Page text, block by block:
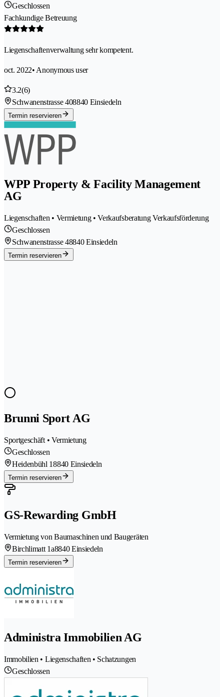
Geschlossen
Fachkundige Betreuung
Liegenschaftenverwaltung sehr kompetent.
oct. 2022• Anonymous user
3.2(6)
Schwanenstrasse 408840 Einsiedeln
Termin reservieren
WPP Property & Facility Management
AG
Liegenschaften • Vermietung • Verkaufsberatung Verkaufsförderung
Geschlossen
Schwanenstrasse 48840 Einsiedeln
Termin reservieren
Brunni Sport AG
Sportgeschäft • Vermietung
Geschlossen
Heidenbühl 18840 Einsiedeln
Termin reservieren
GS-Rewarding GmbH
Vermietung von Baumaschinen und Baugeräten
Birchlimatt 1a8840 Einsiedeln
Termin reservieren
Administra Immobilien AG
Immobilien • Liegenschaften • Schatzungen
Geschlossen